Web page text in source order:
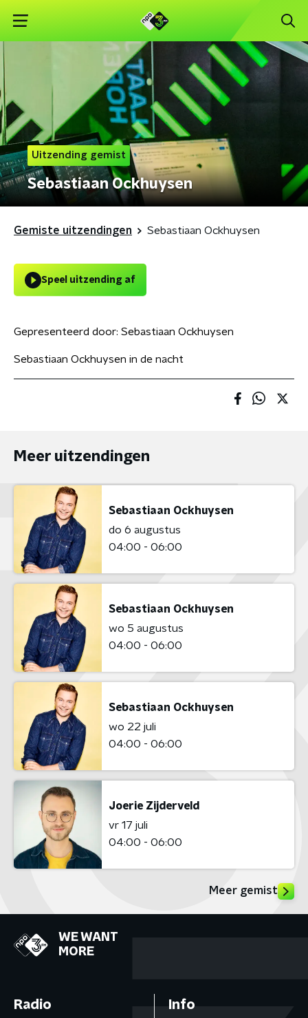
Uitzending gemist
Sebastiaan Ockhuysen
Gemiste uitzendingen Sebastiaan Ockhuysen
Speel uitzending af
Gepresenteerd door: Sebastiaan Ockhuysen
Sebastiaan Ockhuysen in de nacht
Meer uitzendingen
Sebastiaan Ockhuysen
do 6 augustus
04:00 - 06:00
Sebastiaan Ockhuysen
wo 5 augustus
04:00 - 06:00
Sebastiaan Ockhuysen
wo 22 juli
04:00 - 06:00
Joerie Zijderveld
vr 17 juli
04:00 - 06:00
Meer gemist
WE WANT
MORE
Radio Info